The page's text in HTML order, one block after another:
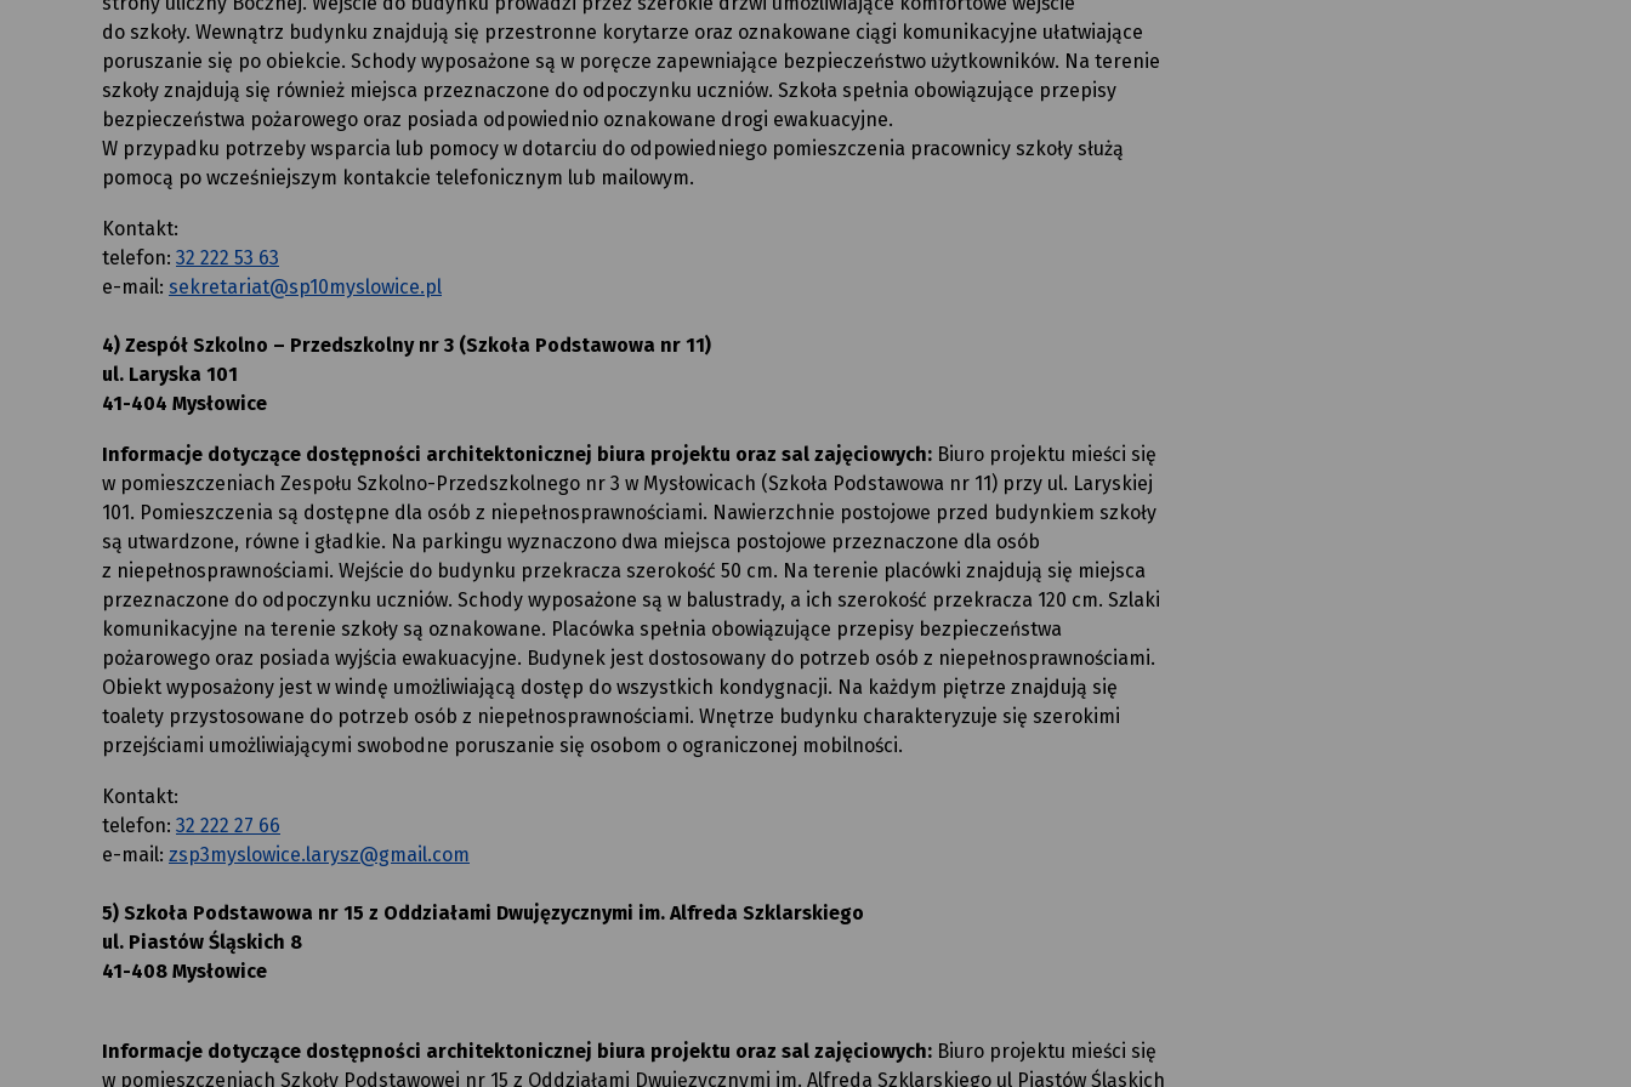
do szkoły. Wewnątrz budynku znajdują się przestronne korytarze oraz oznakowane ciągi komunikacyjne ułatwiające
poruszanie się po obiekcie. Schody wyposażone są w poręcze zapewniające bezpieczeństwo użytkowników. Na terenie
szkoły znajdują się również miejsca przeznaczone do odpoczynku uczniów. Szkoła spełnia obowiązujące przepisy
bezpieczeństwa pożarowego oraz posiada odpowiednio oznakowane drogi ewakuacyjne.
W przypadku potrzeby wsparcia lub pomocy w dotarciu do odpowiedniego pomieszczenia pracownicy szkoły służą
pomocą po wcześniejszym kontakcie telefonicznym lub mailowym.
Kontakt:
telefon: 32 222 53 63
e-mail: sekretariat@sp10myslowice.pl
4) Zespół Szkolno – Przedszkolny nr 3 (Szkoła Podstawowa nr 11)
ul. Laryska 101
41-404 Mysłowice
Informacje dotyczące dostępności architektonicznej biura projektu oraz sal zajęciowych: Biuro projektu mieści się
w pomieszczeniach Zespołu Szkolno-Przedszkolnego nr 3 w Mysłowicach (Szkoła Podstawowa nr 11) przy ul. Laryskiej
101. Pomieszczenia są dostępne dla osób z niepełnosprawnościami. Nawierzchnie postojowe przed budynkiem szkoły
są utwardzone, równe i gładkie. Na parkingu wyznaczono dwa miejsca postojowe przeznaczone dla osób
z niepełnosprawnościami. Wejście do budynku przekracza szerokość 50 cm. Na terenie placówki znajdują się miejsca
przeznaczone do odpoczynku uczniów. Schody wyposażone są w balustrady, a ich szerokość przekracza 120 cm. Szlaki
komunikacyjne na terenie szkoły są oznakowane. Placówka spełnia obowiązujące przepisy bezpieczeństwa
pożarowego oraz posiada wyjścia ewakuacyjne. Budynek jest dostosowany do potrzeb osób z niepełnosprawnościami.
Obiekt wyposażony jest w windę umożliwiającą dostęp do wszystkich kondygnacji. Na każdym piętrze znajdują się
toalety przystosowane do potrzeb osób z niepełnosprawnościami. Wnętrze budynku charakteryzuje się szerokimi
przejściami umożliwiającymi swobodne poruszanie się osobom o ograniczonej mobilności.
Kontakt:
telefon: 32 222 27 66
e-mail: zsp3myslowice.larysz@gmail.com
5) Szkoła Podstawowa nr 15 z Oddziałami Dwujęzycznymi im. Alfreda Szklarskiego
ul. Piastów Śląskich 8
41-408 Mysłowice
Informacje dotyczące dostępności architektonicznej biura projektu oraz sal zajęciowych: Biuro projektu mieści się
w pomieszczeniach Szkoły Podstawowej nr 15 z Oddziałami Dwujęzycznymi im. Alfreda Szklarskiego ul Piastów Śląskich